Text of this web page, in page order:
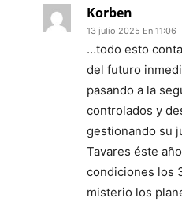
Korben
13 julio 2025 En 11:06
…todo esto
del futuro
pasando a la
controlados y
gestionando su
Tavares éste
condiciones los
misterio los